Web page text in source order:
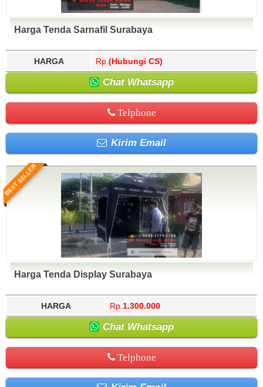
Harga Tenda Sarnafil Surabaya
HARGA Rp. (Hubungi CS)
Chat Whatsapp
Telphone
Kirim Email
BEST SELLER
Harga Tenda Display Surabaya
HARGA Rp. 1.300.000
Chat Whatsapp
Telphone